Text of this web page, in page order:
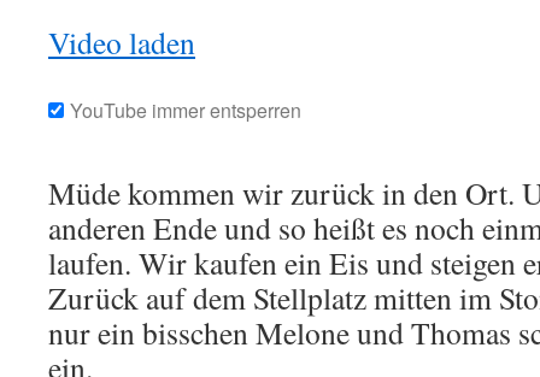
Video laden
YouTube immer entsperren
Müde kommen wir zurück in den Ort.
anderen Ende und so heißt es noch
laufen. Wir kaufen ein Eis und steigen
Zurück auf dem Stellplatz mitten im
nur ein bisschen Melone und Thomas
ein.